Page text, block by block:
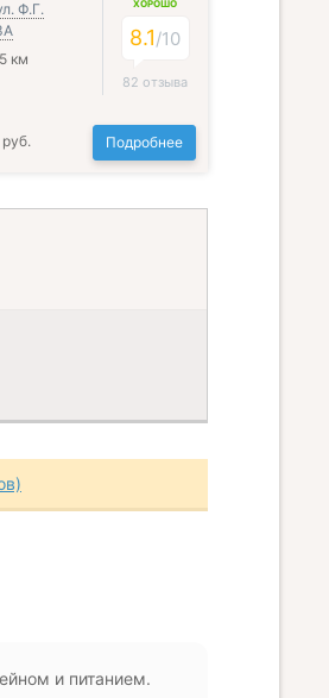
Ф.Г.
км
ХОРОШО
8.1/10
82 отзыва
руб. Подробнее
и питанием.